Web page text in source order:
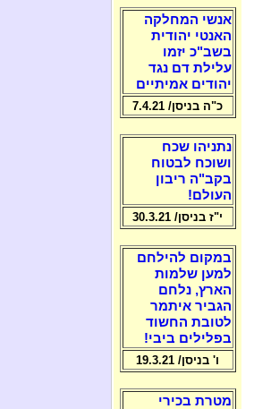
אנשי המחלקה
האנטי יהודית
בשב"כ יזמו
עלילת דם נגד
יהודים אמיתיים
כ"ה בניסן/ 7.4.21
נתניהו שכח
ושוכח לבטוח
בקב"ה ריבון
העולם!
י"ז בניסן/ 30.3.21
במקום להילחם
למען שלמות
הארץ, נלחם
הגביר איתמר
לטובת החשוד
בפלילים ביבי!
ו' בניסן/ 19.3.21
מטרת בכירי